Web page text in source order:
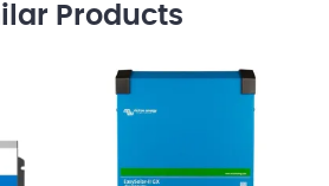
Products